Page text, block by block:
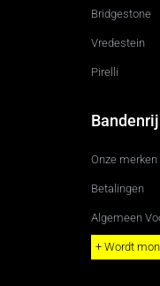
Bridgestone
Vredestein
Pirelli
Onze merken
Betalingen
Algemeen
+ Wordt